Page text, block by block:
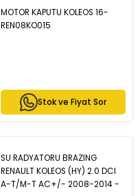
MOTOR KAPUTU KOLEOS 16-
REN08KO015
Stok ve Fiyat Sor
SU RADYATORU BRAZING
RENAULT KOLEOS (HY) 2.0 DCI
A-T/M-T AC+/- 2008-2014 -